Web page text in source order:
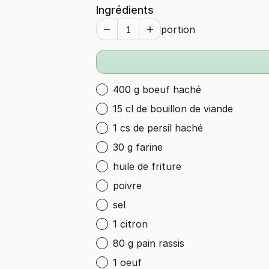
Ingrédients
portion
400 g boeuf haché
15 cl de bouillon de viande
1 cs de persil haché
30 g farine
huile de friture
poivre
sel
1 citron
80 g pain rassis
1 oeuf